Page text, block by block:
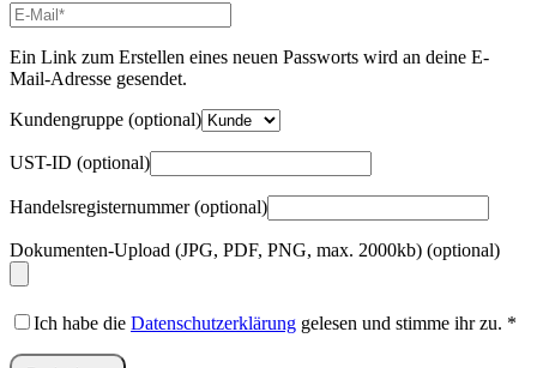
E-
Mail-
Adresse*
Erforderlich
Ein Link zum Erstellen eines neuen Passworts wird an deine E-
Mail-Adresse gesendet.
Kundengruppe (optional)
UST-ID (optional)
Handelsregisternummer(optional)
Dokumenten-Upload (JPG, PDF, PNG, max. 2000kb) (optional)
Ich habe die Datenschutzerklärung gelesen und stimme ihr zu. *